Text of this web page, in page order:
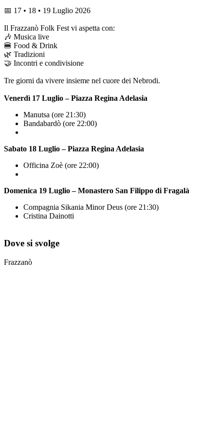
📅 17 • 18 • 19 Luglio 2026
Il Frazzanò Folk Fest vi aspetta con:
🎶 Musica live
🍔 Food & Drink
🌿 Tradizioni
🤝 Incontri e condivisione
Tre giorni da vivere insieme nel cuore dei Nebrodi.
Venerdì 17 Luglio – Piazza Regina Adelasia
Manutsa (ore 21:30)
Bandabardò (ore 22:00)
Sabato 18 Luglio – Piazza Regina Adelasia
Officina Zoè (ore 22:00)
Domenica 19 Luglio – Monastero San Filippo di Fragalà
Compagnia Sikania Minor Deus (ore 21:30)
Cristina Dainotti
Dove si svolge
Frazzanò